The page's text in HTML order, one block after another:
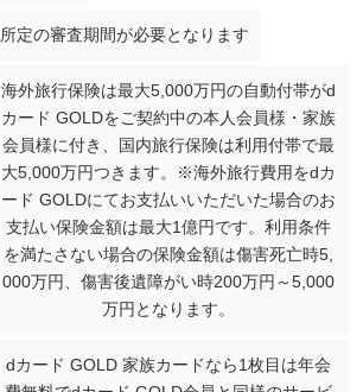
所定の審査期間が必要となります
海外旅行保険は最大5,000万円の自動付帯がd
カード GOLDをご契約中の本人会員様・家族
会員様に付き、国内旅行保険は利用付帯で最
大5,000万円つきます。※海外旅行費用をdカ
ード GOLDにてお支払いいただいた場合のお
支払い保険金額は最大1億円です。利用条件
を満たさない場合の保険金額は傷害死亡時5,
000万円、傷害後遺障がい時200万円～5,000
万円となります。
dカード GOLD 家族カードなら1枚目は年会